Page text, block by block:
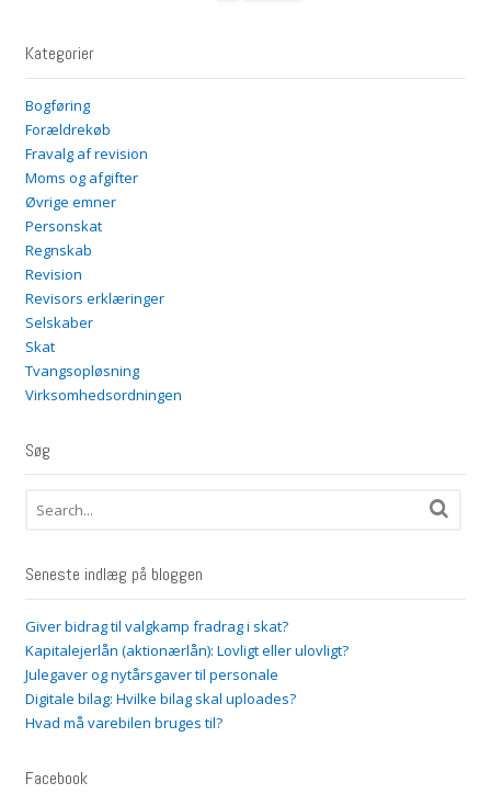
Kategorier
Bogføring
Forældrekøb
Fravalg af revision
Moms og afgifter
Øvrige emner
Personskat
Regnskab
Revision
Revisors erklæringer
Selskaber
Skat
Tvangsopløsning
Virksomhedsordningen
Søg
Seneste indlæg på bloggen
Giver bidrag til valgkamp fradrag i skat?
Kapitalejerlån (aktionærlån): Lovligt eller ulovligt?
Julegaver og nytårsgaver til personale
Digitale bilag: Hvilke bilag skal uploades?
Hvad må varebilen bruges til?
Facebook